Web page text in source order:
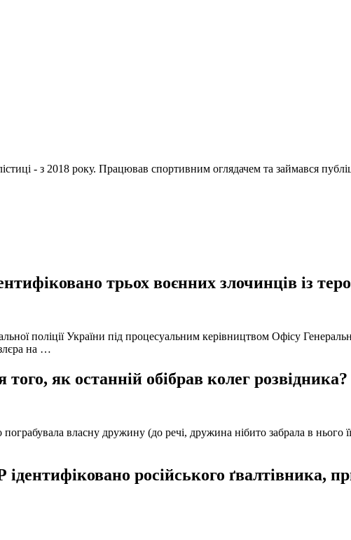
- з 2018 року. Працював спортивним оглядачем та займався
трьох воєнних злочинців із
поліції України під процесуальним керівництвом Офісу
на …
як останній обібрав колег розвідника?
власну дружину (до речі, дружина нібито забрала в нього
російського ґвалтівника,